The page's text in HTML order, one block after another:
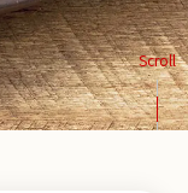
Scroll